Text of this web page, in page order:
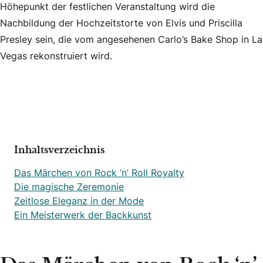
Höhepunkt der festlichen Veranstaltung wird die
Nachbildung der Hochzeitstorte von Elvis und Priscilla
Presley sein, die vom angesehenen Carlo’s Bake Shop in
Vegas rekonstruiert wird.
Inhaltsverzeichnis
Das Märchen von Rock ‘n’ Roll Royalty
Die magische Zeremonie
Zeitlose Eleganz in der Mode
Ein Meisterwerk der Backkunst